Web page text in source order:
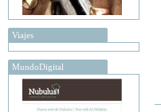
Viajes
MundoDigital